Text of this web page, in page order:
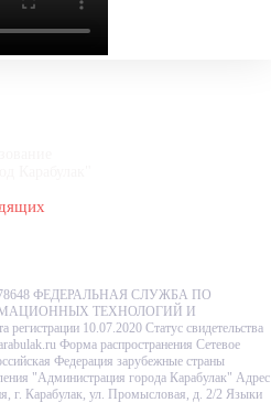
78648 ФЕДЕРАЛЬНАЯ СЛУЖБА ПО
ТЕХНОЛОГИЙ И
10.07.2020 Статус свидетельства
Форма распространения Сетевое
Федерация зарубежные страны
"Администрация города Карабулак" Адрес
г. Карабулак, ул. Промысловая, д. 2/2 Языки